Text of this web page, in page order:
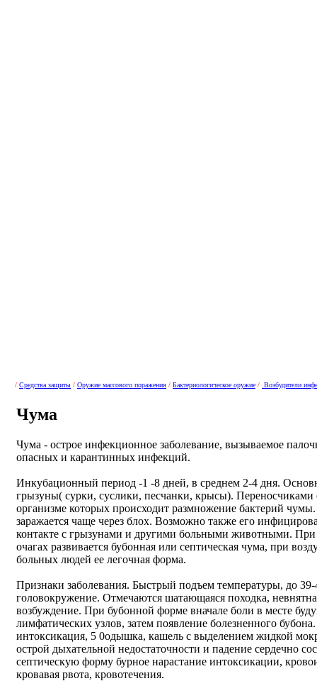
/ Средства защиты / Оружие массового поражения / Бактериологическое оружие / Возбудители
Чума
Чума - острое инфекционное заболевание, вызываемое
опасных и карантинных инфекций.
Инкубационный период -1 -8 дней, в среднем 2-4 дня.
грызуны( сурки, суслики, песчанки, крысы). Переносчиками
организме которых происходит размножение бактерий
заражается чаще через блох. Возможно также его
контакте с грызунами и другими больными животными.
очагах развивается бубонная или септическая чума, при
больных людей ее легочная форма.
Признаки заболевания. Быстрый подъем температуры, до
головокружение. Отмечаются шатающаяся походка,
возбуждение. При бубонной форме вначале боли в месте
лимфатических узлов, затем появление болезненного
интоксикация, 5 0одышка, кашель с выделением жидкой
острой дыхательной недостаточности и падение сердечно
септическую форму бурное нарастание интоксикации,
кровавая рвота, кровотечения.